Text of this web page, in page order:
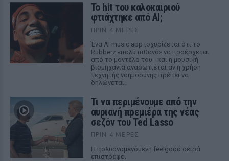
Το hit του καλοκαιριού
φτιάχτηκε από AI;
ΠΡΙΝ 4 ΜΈΡΕΣ
Ένα AI music app ισχυρίζεται ότι το
Rubberz «πολύ πιθανό» να προέρχεται
από το μοντέλο του - και η μουσική
βιομηχανία αναρωτιέται αν η χρήση
τεχνητής νοημοσύνης πρέπει να
δηλώνεται.
Τι να περιμένουμε από την
αυριανή πρεμιέρα της νέας
σεζόν του Ted Lasso
ΠΡΙΝ 4 ΜΈΡΕΣ
Η πολυαναμενόμενη feelgood σειρά
επιστρέφει